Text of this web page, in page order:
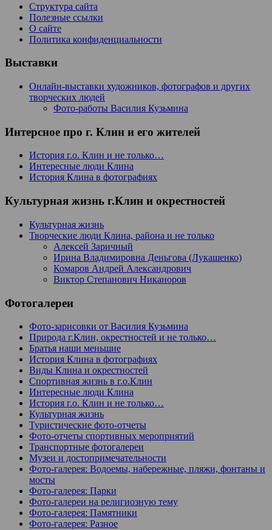
Структура сайта
Полезные ссылки
О сайте
Политика конфиденциальности
Выставки
Онлайн-выставки художников, фотографов и других
творческих людей
Фото-работы Василия Кузьмина
Интерсное про г. Клин и его жителей
История г.о. Клин и не только…
Интересные люди Клина
История Клина в фотографиях
Культурная жизнь г.Клин и окрестностей
Культурная жизнь
Творческие люди Клина, района и не только
Алексей Заричный
Ирина Владимировна Деньгова (Лукашенко)
Комаров Андрей Александрович
Виктор Степанович Никаноров
Фотогалереи
Фото-зарисовки от Василия Кузьмина
Природа г.Клин, окрестностей и не только…
Братья наши меньшие
История Клина в фотографиях
Виды Клина и окрестностей
Спортивная жизнь в г.о.Клин
Интересные люди Клина
История г.о. Клин и не только…
Культурная жизнь
Туристические фото-отчеты
Фото-отчеты спортивных мероприятий
Транспортные фотогалереи
Музеи и достопримечательности
Фото-галерея: Водоемы, набережные, пляжи, фонтаны и
мосты
Фото-галерея: Парки
Фото-галереи на религиозную тему
Фото-галерея: Памятники
Фото-галерея: Разное